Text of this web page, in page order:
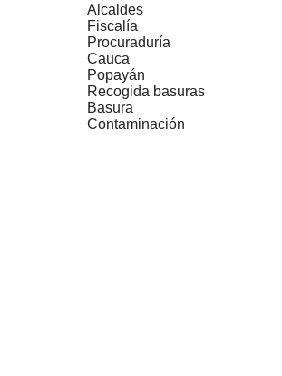
Alcaldes
Fiscalía
Procuraduría
Cauca
Popayán
Recogida basuras
Basura
Contaminación